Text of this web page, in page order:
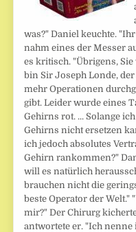
was?" Daniel keuchte.
nahm eines der Messer
es kritisch. "Übrigens,
bin Sir Joseph Londe,
mehr Operationen
gibt. Leider wurde eines
Gehirns rot. ... Solange
Gehirns nicht ersetzen
ich jedoch absolutes
Gehirn rankommen?"
will es natürlich
brauchen nicht die
beste Operator der Welt."
mir?" Der Chirurg
antwortete er. "Ich